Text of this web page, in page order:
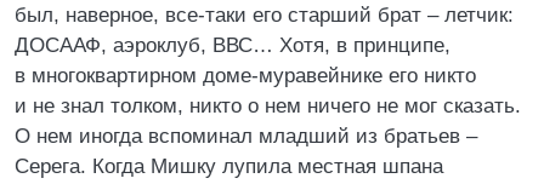
был, наверное, все-таки его старший брат – летчик:
ДОСААФ, аэроклуб, ВВС… Хотя, в принципе,
в многоквартирном доме-муравейнике его никто
и не знал толком, никто о нем ничего не мог сказать.
О нем иногда вспоминал младший из братьев –
Серега. Когда Мишку лупила местная шпана